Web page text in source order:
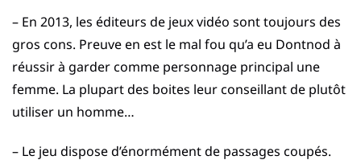
– En 2013, les éditeurs de jeux vidéo sont toujours des
gros cons. Preuve en est le mal fou qu’a eu Dontnod à
réussir à garder comme personnage principal une
femme. La plupart des boites leur conseillant de plutôt
utiliser un homme…
– Le jeu dispose d’énormément de passages coupés.